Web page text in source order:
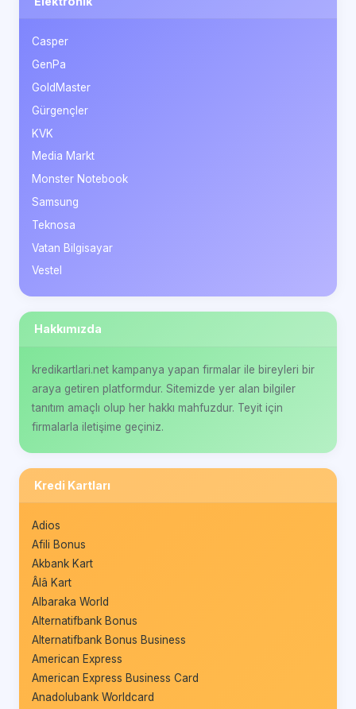
Casper
GenPa
GoldMaster
Gürgençler
KVK
Media Markt
Monster Notebook
Samsung
Teknosa
Vatan Bilgisayar
Vestel
Hakkımızda
kredikartlari.net kampanya yapan firmalar ile bireyleri bir
araya getiren platformdur. Sitemizde yer alan bilgiler
tanıtım amaçlı olup her hakkı mahfuzdur. Teyit için
firmalarla iletişime geçiniz.
Kredi Kartları
Adios
Afili Bonus
Akbank Kart
Âlâ Kart
Albaraka World
Alternatifbank Bonus
Alternatifbank Bonus Business
American Express
American Express Business Card
Anadolubank Worldcard